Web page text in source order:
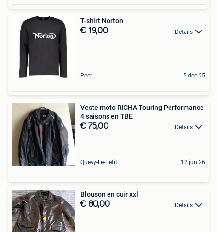
T-shirt Norton
€ 19,00 Details
Peer 5 dec 25
Veste moto RICHA Touring Performance
4 saisons en TBE
€ 75,00 Details
Quevy-Le-Petit 12 jun 26
Blouson en cuir xxl
€ 80,00 Details